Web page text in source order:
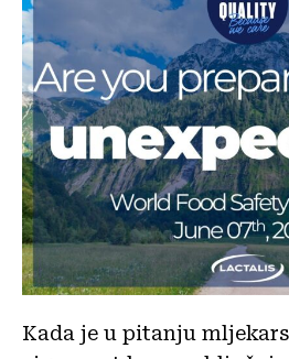
Kada je u pitanju